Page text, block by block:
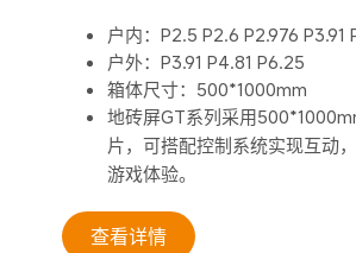
户内：P2.5 P2.6 P2.976 P3.91
户外：P3.91 P4.81 P6.25
箱体尺寸：500*1000mm
地砖屏GT系列采用
片，可搭配控制系统实现互动
游戏体验。
查看详情